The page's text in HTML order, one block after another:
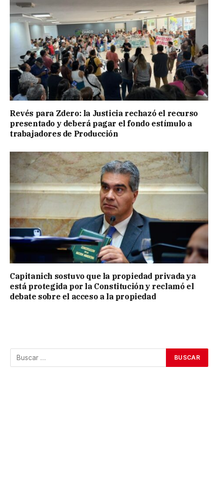
Revés para Zdero: la Justicia rechazó el recurso
presentado y deberá pagar el fondo estímulo a
trabajadores de Producción
Capitanich sostuvo que la propiedad privada ya
está protegida por la Constitución y reclamó el
debate sobre el acceso a la propiedad